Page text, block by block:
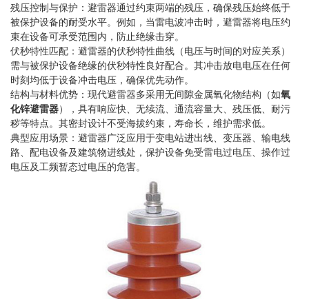
残压控制与保护：避雷器通过约束两端的残压，确保残压始终低于
被保护设备的耐受水平。例如，当雷电波冲击时，避雷器将电压约
束在设备可承受范围内，防止绝缘击穿。
伏秒特性匹配：避雷器的伏秒特性曲线（电压与时间的对应关系）
需与被保护设备绝缘的伏秒特性良好配合。其冲击放电电压在任何
时刻均低于设备冲击电压，确保优先动作。
结构与材料优势：现代避雷器多采用无间隙金属氧化物结构（如氧
化锌避雷器），具有响应快、无续流、通流容量大、残压低、耐污
秽等特点。其密封设计不受海拔约束，寿命长，维护需求低。
典型应用场景：避雷器广泛应用于变电站进出线、变压器、输电线
路、配电设备及建筑物进线处，保护设备免受雷电过电压、操作过
电压及工频暂态过电压的危害。